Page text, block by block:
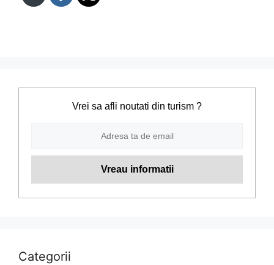
Vrei sa afli noutati din turism ?
Categorii